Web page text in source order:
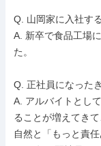
Q. 山岡家に入社す
A. 新卒で食品工場
た。
Q. 正社員になった
A. アルバイトとし
ることが増えてきて
自然と「もっと責